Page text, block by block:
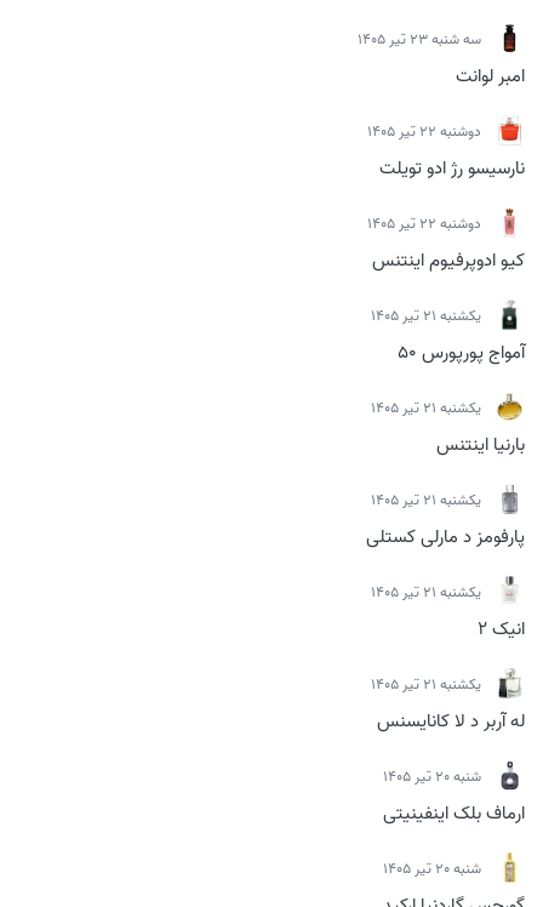
سه شنبه 23 تیر 1405
امبر لوانت
دوشنبه 22 تیر 1405
نارسیسو رژ ادو تویلت
دوشنبه 22 تیر 1405
کیو ادوپرفیوم اینتنس
يكشنبه 21 تیر 1405
آمواج پورپورس 50
يكشنبه 21 تیر 1405
بارنیا اینتنس
يكشنبه 21 تیر 1405
پارفومز د مارلی کستلی
يكشنبه 21 تیر 1405
انیک 2
يكشنبه 21 تیر 1405
له آربر د لا کانایسنس
شنبه 20 تیر 1405
ارماف بلک اینفینیتی
شنبه 20 تیر 1405